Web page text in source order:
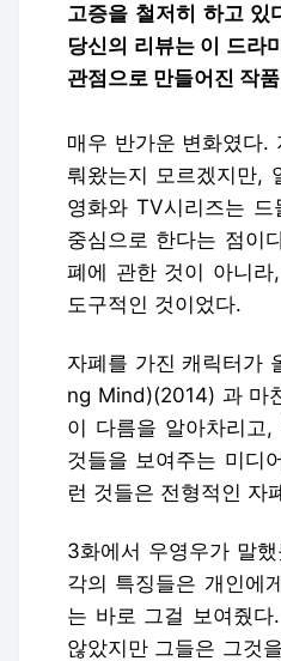
고증을 철저히 하고 있
당신의 리뷰는 이 드라
관점으로 만들어진 작
매우 반가운 변화였다.
뤄왔는지 모르겠지만,
영화와 TV시리즈는 드
중심으로 한다는 점이
폐에 관한 것이 아니
도구적인 것이었다.
자폐를 가진 캐릭터가
ng Mind)(2014) 과 마
이 다름을 알아차리고,
것들을 보여주는 미디
런 것들은 전형적인 자
3화에서 우영우가 말
각의 특징들은 개인에
는 바로 그걸 보여줬
않았지만 그들은 그것